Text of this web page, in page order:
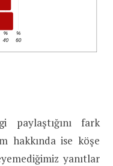
paylaştığını fark
hakkında ise köşe
yanıtlar